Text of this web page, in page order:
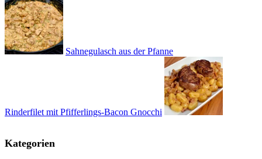
Sahnegulasch aus der Pfanne
Rinderfilet mit Pfifferlings-Bacon Gnocchi
Kategorien